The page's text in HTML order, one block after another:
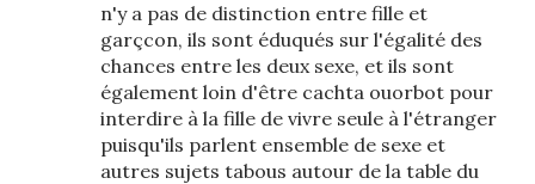
n'y a pas de distinction entre fille et
garçcon, ils sont éduqués sur l'égalité des
chances entre les deux sexe, et ils sont
également loin d'être cachta ouorbot pour
interdire à la fille de vivre seule à l'étranger
puisqu'ils parlent ensemble de sexe et
autres sujets tabous autour de la table du